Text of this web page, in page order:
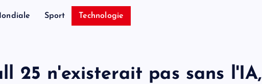
Sport Technologie
25 n'existerait pas sans l'IA,